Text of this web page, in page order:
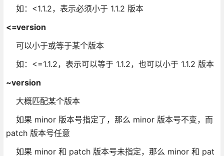
如：<1.1.2，表示必须小于 1.1.2 版本
<=version
可以小于或等于某个版本
如：<=1.1.2，表示可以等于 1.1.2，也可以小于 1.1.2 版本
~version
大概匹配某个版本
如果 minor 版本号指定了，那么 minor 版本号不变，而
patch 版本号任意
如果 minor 和 patch 版本号未指定，那么 minor 和 pat